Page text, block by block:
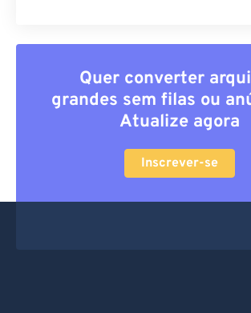
Quer converter
grandes sem filas ou
Atualize agora
Inscrever-se